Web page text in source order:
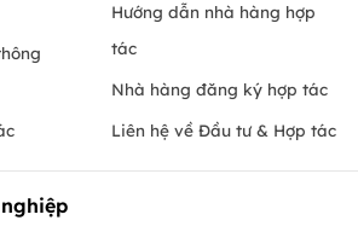
Hướng dẫn nhà hàng hợp
tác
Nhà hàng đăng ký hợp tác
Liên hệ về Đầu tư & Hợp tác